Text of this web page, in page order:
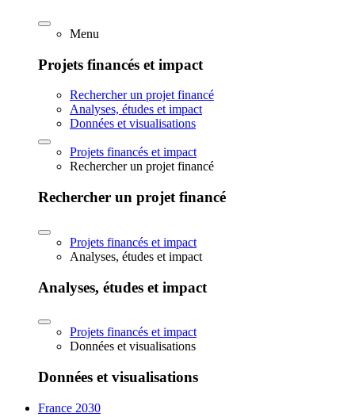
Menu
Projets financés et impact
Rechercher un projet financé
Analyses, études et impact
Données et visualisations
Projets financés et impact
Rechercher un projet financé
Rechercher un projet financé
Projets financés et impact
Analyses, études et impact
Analyses, études et impact
Projets financés et impact
Données et visualisations
Données et visualisations
France 2030